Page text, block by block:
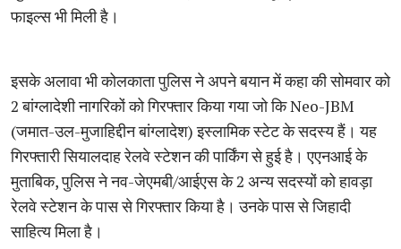
फाइल्स भी मिली है।
इसके अलावा भी कोलकाता पुलिस ने अपने बयान में कहा की सोमवार को
2 बांग्लादेशी नागरिकों को गिरफ्तार किया गया जो कि Neo-JBM
(जमात-उल-मुजाहिद्दीन बांग्लादेश) इस्लामिक स्टेट के सदस्य हैं। यह
गिरफ्तारी सियालदाह रेलवे स्टेशन की पार्किंग से हुई है। एएनआई के
मुताबिक, पुलिस ने नव-जेएमबी/आईएस के 2 अन्य सदस्यों को हावड़ा
रेलवे स्टेशन के पास से गिरफ्तार किया है। उनके पास से जिहादी
साहित्य मिला है।